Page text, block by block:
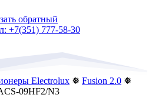
обратный
+7(351) 777-58-30
Electrolux ❅ Fusion 2.0 ❅
09HF2/N3